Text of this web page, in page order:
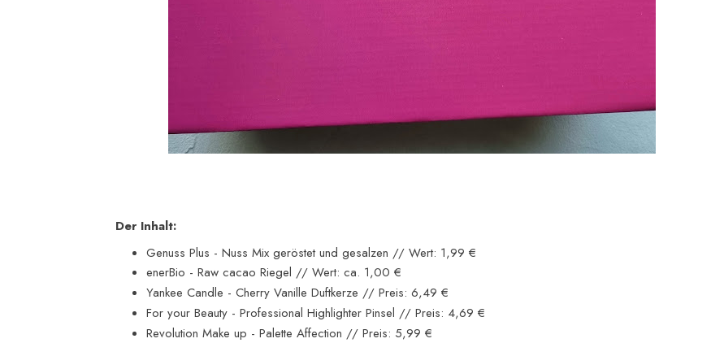
Der Inhalt:
Genuss Plus - Nuss Mix geröstet und gesalzen // Wert: 1,99 €
enerBio - Raw cacao Riegel // Wert: ca. 1,00 €
Yankee Candle - Cherry Vanille Duftkerze // Preis: 6,49 €
For your Beauty - Professional Highlighter Pinsel // Preis: 4,69 €
Revolution Make up - Palette Affection // Preis: 5,99 €